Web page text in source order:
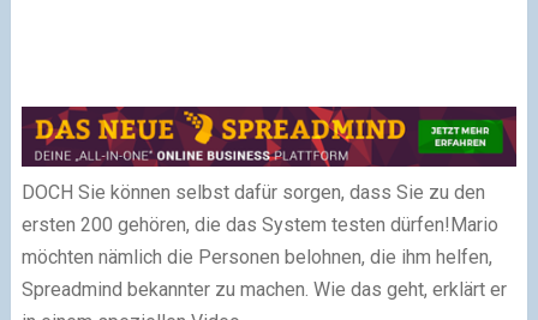
DOCH Sie können selbst dafür sorgen, dass Sie zu den
ersten 200 gehören, die das System testen dürfen!Mario
möchten nämlich die Personen belohnen, die ihm helfen,
Spreadmind bekannter zu machen. Wie das geht, erklärt er